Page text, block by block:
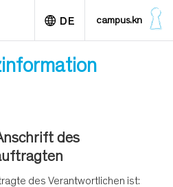
DE
English
campus.kn
des
des Verantwortlichen ist: